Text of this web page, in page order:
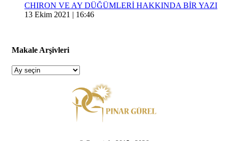
CHIRON VE AY DÜĞÜMLERİ HAKKINDA BİR YAZI
13 Ekim 2021 | 16:46
Makale Arşivleri
Makale